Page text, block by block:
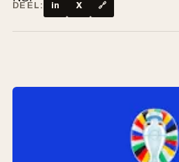
DEEL:
in X 🔗